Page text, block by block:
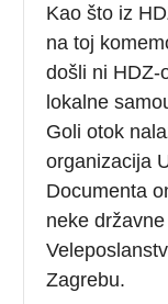
Kao što iz
na toj
došli ni HDZ-
lokalne
Goli otok
organizacija
Documenta
neke
Zagrebu.